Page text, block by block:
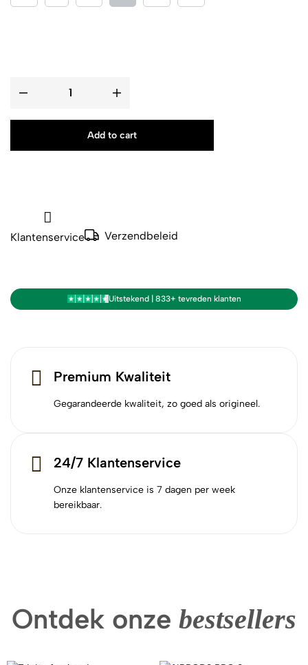
Add to cart
Klantenservice Verzendbeleid
Uitstekend | 833+ tevreden klanten
Premium Kwaliteit
Gegarandeerde kwaliteit, zo goed als origineel.
24/7 Klantenservice
Onze klantenservice is 7 dagen per week
bereikbaar.
Ontdek onze bestsellers